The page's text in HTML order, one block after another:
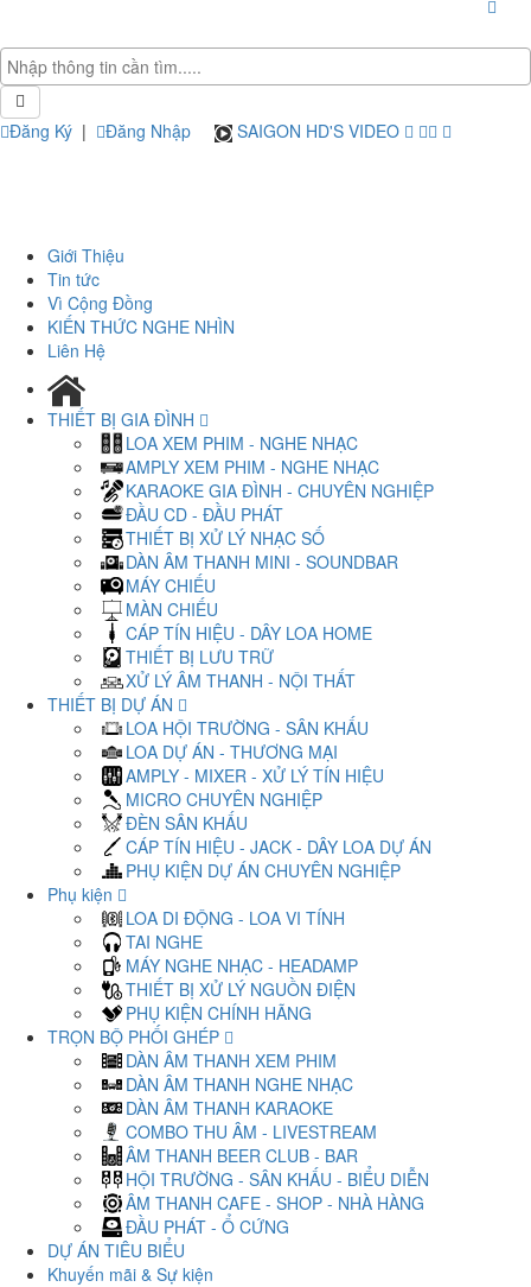
Đăng Ký | Đăng Nhập SAIGON HD'S VIDEO
Giới Thiệu
Tin tức
Vì Cộng Đồng
KIẾN THỨC NGHE NHÌN
Liên Hệ
THIẾT BỊ GIA ĐÌNH
LOA XEM PHIM - NGHE NHẠC
AMPLY XEM PHIM - NGHE NHẠC
KARAOKE GIA ĐÌNH - CHUYÊN NGHIỆP
ĐẦU CD - ĐẦU PHÁT
THIẾT BỊ XỬ LÝ NHẠC SỐ
DÀN ÂM THANH MINI - SOUNDBAR
MÁY CHIẾU
MÀN CHIẾU
CÁP TÍN HIỆU - DÂY LOA HOME
THIẾT BỊ LƯU TRỮ
XỬ LÝ ÂM THANH - NỘI THẤT
THIẾT BỊ DỰ ÁN
LOA HỘI TRƯỜNG - SÂN KHẤU
LOA DỰ ÁN - THƯƠNG MẠI
AMPLY - MIXER - XỬ LÝ TÍN HIỆU
MICRO CHUYÊN NGHIỆP
ĐÈN SÂN KHẤU
CÁP TÍN HIỆU - JACK - DÂY LOA DỰ ÁN
PHỤ KIỆN DỰ ÁN CHUYÊN NGHIỆP
Phụ kiện
LOA DI ĐỘNG - LOA VI TÍNH
TAI NGHE
MÁY NGHE NHẠC - HEADAMP
THIẾT BỊ XỬ LÝ NGUỒN ĐIỆN
PHỤ KIỆN CHÍNH HÃNG
TRỌN BỘ PHỐI GHÉP
DÀN ÂM THANH XEM PHIM
DÀN ÂM THANH NGHE NHẠC
DÀN ÂM THANH KARAOKE
COMBO THU ÂM - LIVESTREAM
ÂM THANH BEER CLUB - BAR
HỘI TRƯỜNG - SÂN KHẤU - BIỂU DIỄN
ÂM THANH CAFE - SHOP - NHÀ HÀNG
ĐẦU PHÁT - Ổ CỨNG
DỰ ÁN TIÊU BIỂU
Khuyến mãi & Sự kiện